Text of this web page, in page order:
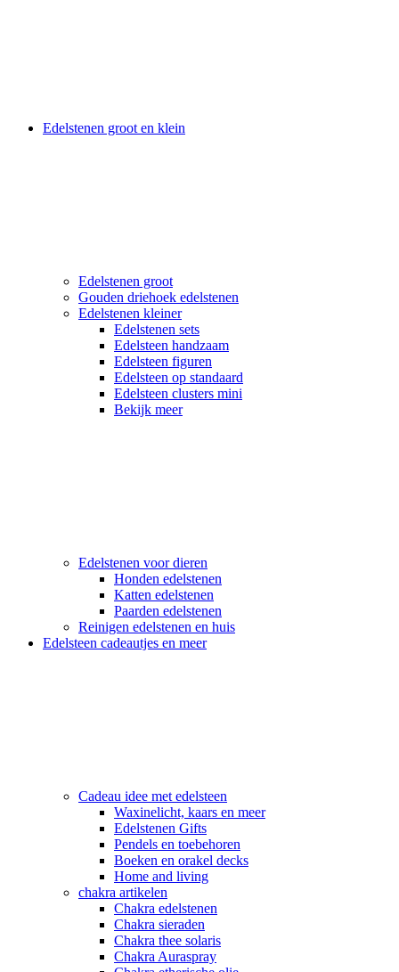
Edelstenen groot en klein
Edelstenen groot
Gouden driehoek edelstenen
Edelstenen kleiner
Edelstenen sets
Edelsteen handzaam
Edelsteen figuren
Edelsteen op standaard
Edelsteen clusters mini
Bekijk meer
Edelstenen voor dieren
Honden edelstenen
Katten edelstenen
Paarden edelstenen
Reinigen edelstenen en huis
Edelsteen cadeautjes en meer
Cadeau idee met edelsteen
Waxinelicht, kaars en meer
Edelstenen Gifts
Pendels en toebehoren
Boeken en orakel decks
Home and living
chakra artikelen
Chakra edelstenen
Chakra sieraden
Chakra thee solaris
Chakra Auraspray